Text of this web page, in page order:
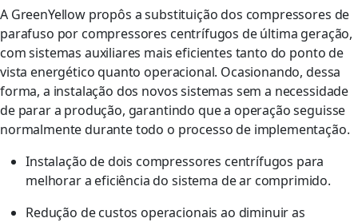
A GreenYellow propôs a substituição dos compressores de
parafuso por compressores centrífugos de última geração,
com sistemas auxiliares mais eficientes tanto do ponto de
vista energético quanto operacional. Ocasionando, dessa
forma, a instalação dos novos sistemas sem a necessidade
de parar a produção, garantindo que a operação seguisse
normalmente durante todo o processo de implementação.
Instalação de dois compressores centrífugos para
melhorar a eficiência do sistema de ar comprimido.
Redução de custos operacionais ao diminuir as